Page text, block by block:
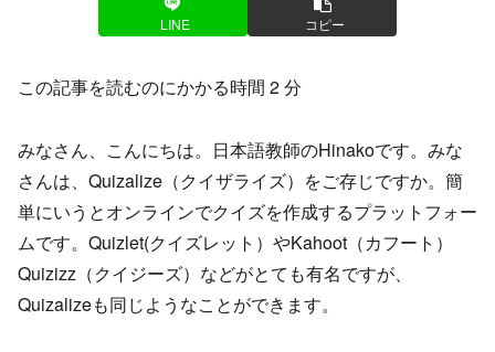
LINE コピー
この記事を読むのにかかる時間 2分
みなさん、こんにちは。日本語教師のHinakoです。みな
さんは、Quizalize（クイザライズ）をご存じですか。簡
単にいうとオンラインでクイズを作成するプラットフォー
ムです。Quizlet(クイズレット）やKahoot（カフート）
Quizizz（クイジーズ）などがとても有名ですが、
Quizalizeも同じようなことができます。